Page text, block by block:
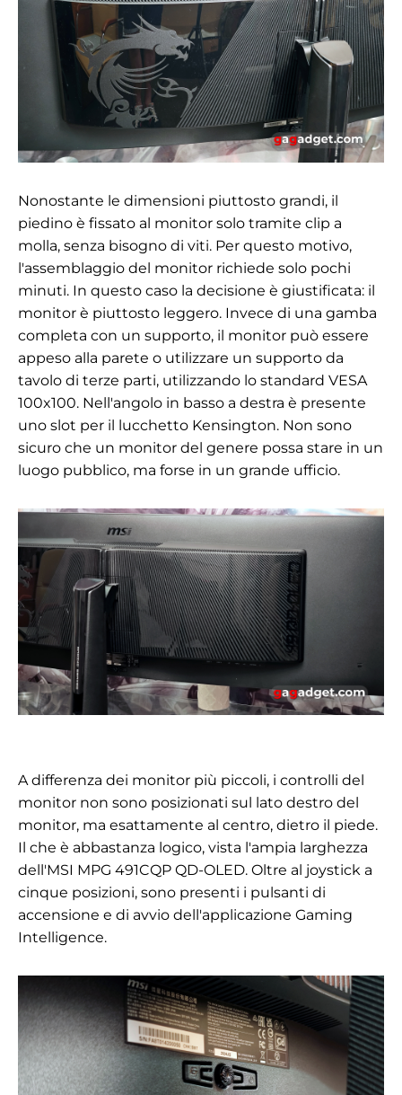
Nonostante le dimensioni piuttosto grandi, il
piedino è fissato al monitor solo tramite clip a
molla, senza bisogno di viti. Per questo motivo,
l'assemblaggio del monitor richiede solo pochi
minuti. In questo caso la decisione è giustificata: il
monitor è piuttosto leggero. Invece di una gamba
completa con un supporto, il monitor può essere
appeso alla parete o utilizzare un supporto da
tavolo di terze parti, utilizzando lo standard VESA
100x100. Nell'angolo in basso a destra è presente
uno slot per il lucchetto Kensington. Non sono
sicuro che un monitor del genere possa stare in un
luogo pubblico, ma forse in un grande ufficio.
A differenza dei monitor più piccoli, i controlli del
monitor non sono posizionati sul lato destro del
monitor, ma esattamente al centro, dietro il piede.
Il che è abbastanza logico, vista l'ampia larghezza
dell'MSI MPG 491CQP QD-OLED. Oltre al joystick a
cinque posizioni, sono presenti i pulsanti di
accensione e di avvio dell'applicazione Gaming
Intelligence.